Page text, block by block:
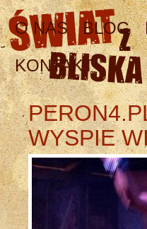
O NAS BLOG
KONTAKT
WYSPIE